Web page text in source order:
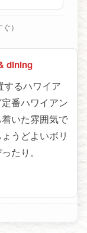
）
dining
するハワイア
番ハワイアン
いた雰囲気で
うどよいボリ
たり。